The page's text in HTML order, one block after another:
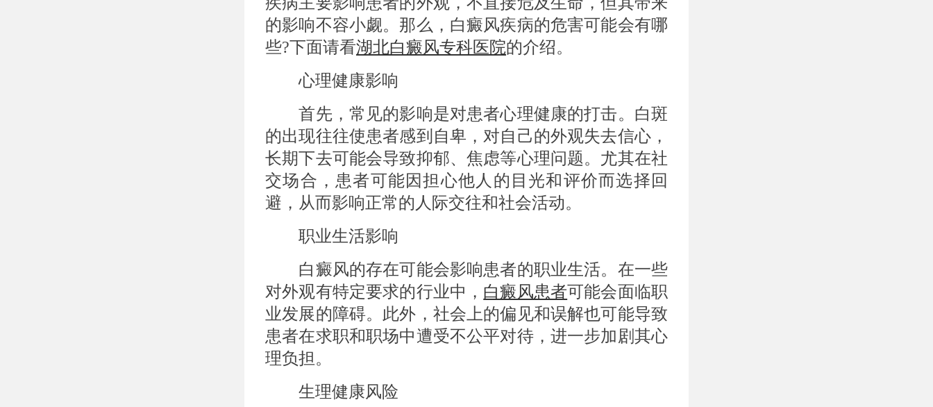
的影响不容小觑。那么，白癜风疾病的危害可能会有哪
些?下面请看湖北白癜风专科医院的介绍。
心理健康影响
首先，常见的影响是对患者心理健康的打击。白斑
的出现往往使患者感到自卑，对自己的外观失去信心，
长期下去可能会导致抑郁、焦虑等心理问题。尤其在社
交场合，患者可能因担心他人的目光和评价而选择回
避，从而影响正常的人际交往和社会活动。
职业生活影响
白癜风的存在可能会影响患者的职业生活。在一些
对外观有特定要求的行业中， 白癜风患者可能会面临职
业发展的障碍。此外，社会上的偏见和误解也可能导致
患者在求职和职场中遭受不公平对待，进一步加剧其心
理负担。
生理健康风险